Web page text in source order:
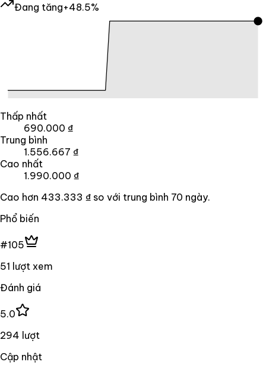
Đang tăng+48.5%
Thấp nhất
690.000 ₫
Trung bình
1.556.667 ₫
Cao nhất
1.990.000 ₫
Cao hơn 433.333 ₫ so với trung bình 70 ngày.
Phổ biến
#105
51 lượt xem
Đánh giá
5.0
294 lượt
Cập nhật